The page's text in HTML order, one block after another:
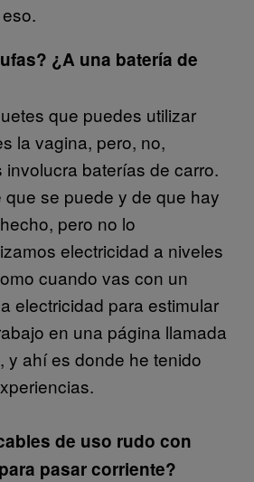
¿A una batería de
que puedes utilizar
la vagina, pero, no,
baterías de carro.
se puede y de que hay
pero no lo
electricidad a niveles
cuando vas con un
electricidad para estimular
en una página llamada
y ahí es donde he tenido
de uso rudo con
pasar corriente?